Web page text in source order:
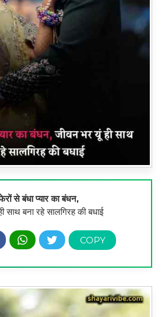
से बंधा प्यार का बंधन,
साथ बना रहे सालगिरह की बधाई